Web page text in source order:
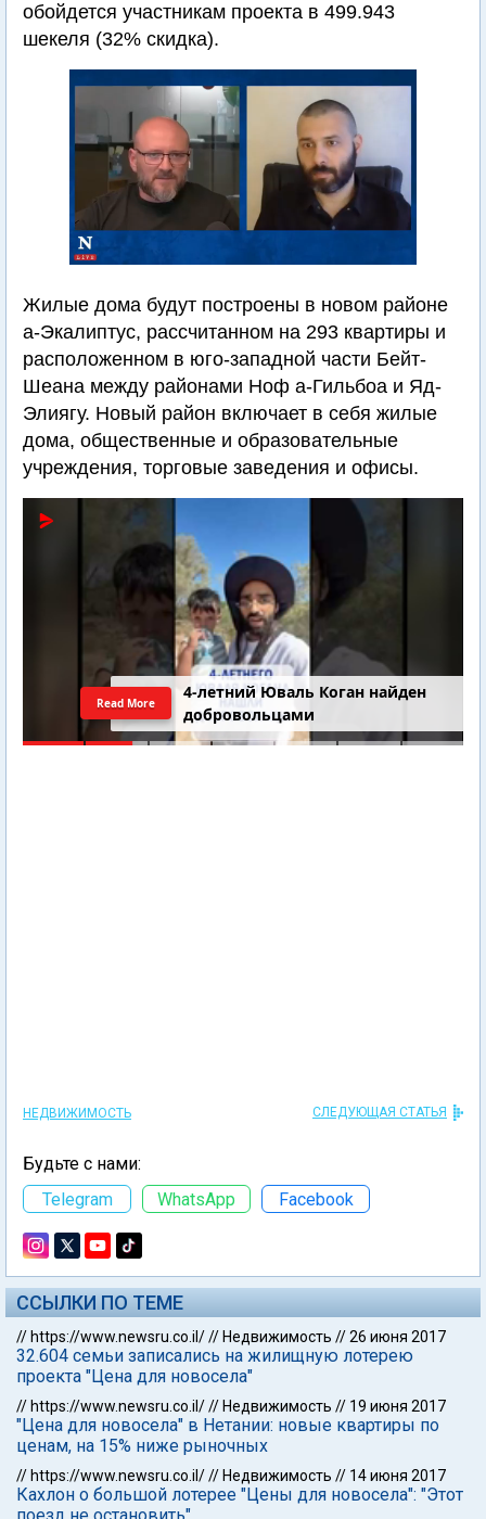
обойдется участникам проекта в 499.943
шекеля (32% скидка).
Жилые дома будут построены в новом районе
а-Экалиптус, рассчитанном на 293 квартиры и
расположенном в юго-западной части Бейт-
Шеана между районами Ноф а-Гильбоа и Яд-
Элиягу. Новый район включает в себя жилые
дома, общественные и образовательные
учреждения, торговые заведения и офисы.
4-летний Юваль Коган найден
добровольцами
Read More
НЕДВИЖИМОСТЬ СЛЕДУЮЩАЯ СТАТЬЯ
Будьте с нами:
Telegram
WhatsApp Facebook
ССЫЛКИ ПО ТЕМЕ
// https://www.newsru.co.il/// Недвижимость //26 июня 2017
32.604 семьи записались на жилищную лотерею
проекта "Цена для новосела"
// https://www.newsru.co.il/// Недвижимость // 19 июня 2017
"Цена для новосела" в Нетании: новые квартиры по
ценам, на 15% ниже рыночных
// https://www.newsru.co.il/// Недвижимость // 14 июня 2017
Кахлон о большой лотерее "Цены для новосела": "Этот